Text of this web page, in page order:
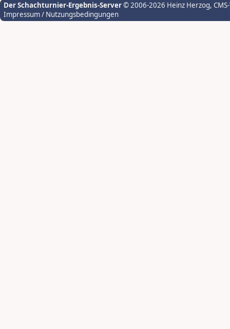
Der Schachturnier-Ergebnis-Server© 2006-2026 Heinz Herzog,
Impressum / Nutzungsbedingungen